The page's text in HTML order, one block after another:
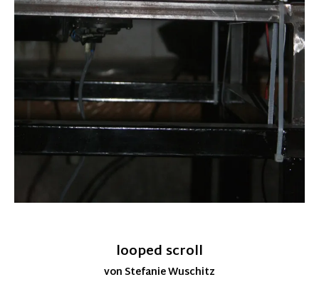
looped scroll
von Stefanie Wuschitz